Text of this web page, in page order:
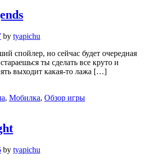
by tyapichu
спойлер, но сейчас будет очередная
ты сделать все круто и
выходит какая-то лажа […]
, Мобилка, Обзор игры
by tyapichu